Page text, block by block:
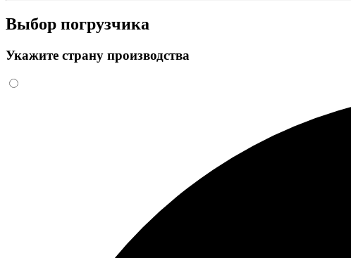
Выбор погрузчика
Укажите страну производства